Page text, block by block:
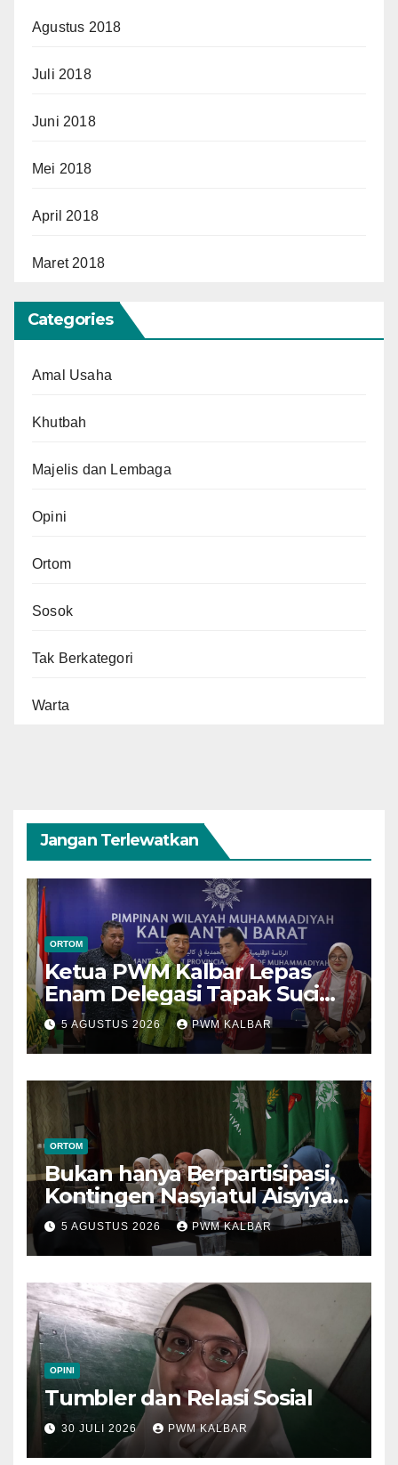
Agustus 2018
Juli 2018
Juni 2018
Mei 2018
April 2018
Maret 2018
Categories
Amal Usaha
Khutbah
Majelis dan Lembaga
Opini
Ortom
Sosok
Tak Berkategori
Warta
Jangan Terlewatkan
ORTOM
Ketua PWM Kalbar Lepas
Enam Delegasi Tapak Suci
Menuju Muktamar XVI di
Semarang
5 AGUSTUS 2026 PWM KALBAR
ORTOM
Bukan hanya Berpartisipasi,
Kontingen Nasyiatul Aisyiyah
Kalbar Perjuangkan Program
di Muktamar XV
5 AGUSTUS 2026 PWM KALBAR
OPINI
Tumbler dan Relasi Sosial
30 JULI 2026 PWM KALBAR